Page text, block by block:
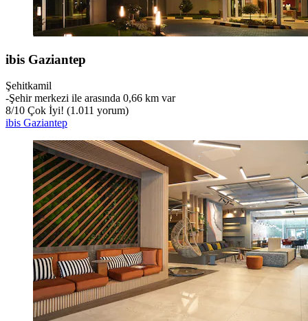
ibis Gaziantep
Şehitkamil
‐Şehir merkezi ile arasında 0,66 km var
8/10 Çok İyi! (1.011 yorum)
ibis Gaziantep